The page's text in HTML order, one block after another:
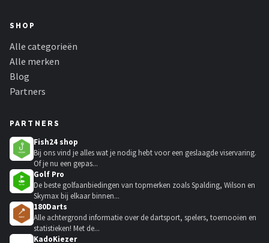
SHOP
Alle categorieën
Alle merken
Blog
Partners
PARTNERS
Fish24 shop
Bij ons vind je alles wat je nodig hebt voor een geslaagde viservaring.
Of je nu een gepas...
Golf Pro
De beste golfaanbiedingen van topmerken zoals Spalding, Wilson en
Skymax bij elkaar binnen...
180Darts
Alle achtergrond informatie over de dartsport, spelers, toernooien en
statistieken! Met de...
KadoKiezer